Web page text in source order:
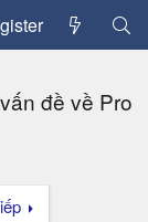
đề về Pro